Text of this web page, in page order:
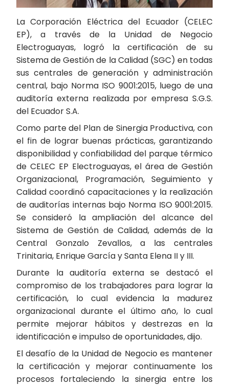
La Corporación Eléctrica del Ecuador (CELEC
EP), a través de la Unidad de Negocio
Electroguayas, logró la certificación de su
Sistema de Gestión de la Calidad (SGC) en todas
sus centrales de generación y administración
central, bajo Norma ISO 9001:2015, luego de una
auditoría externa realizada por empresa S.G.S.
del Ecuador S.A.
Como parte del Plan de Sinergia Productiva, con
el fin de lograr buenas prácticas, garantizando
disponibilidad y confiabilidad del parque térmico
de CELEC EP Electroguayas, el área de Gestión
Organizacional, Programación, Seguimiento y
Calidad coordinó capacitaciones y la realización
de auditorías internas bajo Norma ISO 9001:2015.
Se consideró la ampliación del alcance del
Sistema de Gestión de Calidad, además de la
Central Gonzalo Zevallos, a las centrales
Trinitaria, Enrique García y Santa Elena II y III.
Durante la auditoría externa se destacó el
compromiso de los trabajadores para lograr la
certificación, lo cual evidencia la madurez
organizacional durante el último año, lo cual
permite mejorar hábitos y destrezas en la
identificación e impulso de oportunidades, dijo.
El desafío de la Unidad de Negocio es mantener
la certificación y mejorar continuamente los
procesos fortaleciendo la sinergia entre los